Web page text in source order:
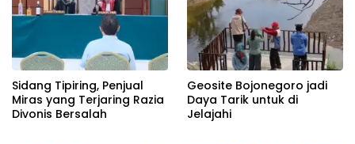
Sidang Tipiring, Penjual
Miras yang Terjaring Razia
Divonis Bersalah
Geosite Bojonegoro jadi
Daya Tarik untuk di
Jelajahi